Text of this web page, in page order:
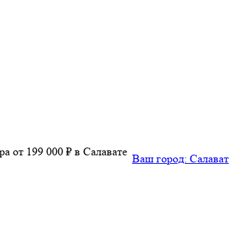
от 199 000 ₽ в Салавате
Ваш город: Салават